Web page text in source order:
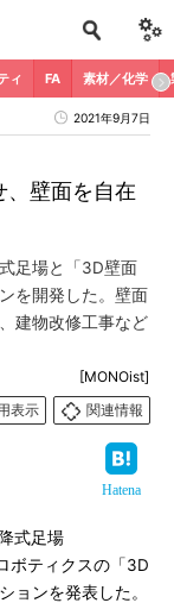
ィ FA 素材／化学
2021年9月7日
、壁面を自在
足場と「3D壁面
を開発した。壁面
建物改修工事など
[MONOist]
表示
関連情報
Hatena
式足場
ボティクスの「3D
ョンを発表した。